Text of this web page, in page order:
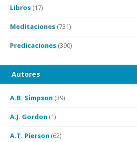
Libros (17)
Meditaciones (731)
Predicaciones (390)
Autores
A.B. Simpson (39)
A.J. Gordon (1)
A.T. Pierson (62)